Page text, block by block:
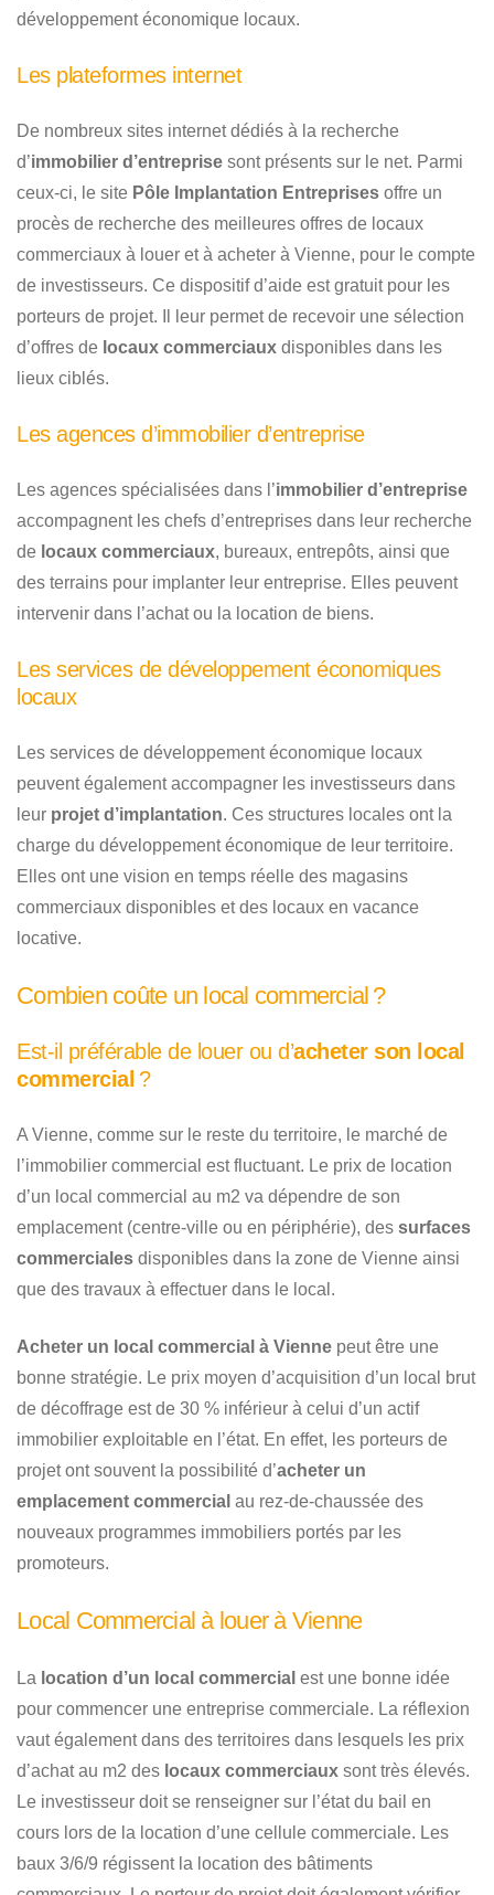
développement économique locaux.
Les plateformes internet
De nombreux sites internet dédiés à la recherche
d’immobilier d’entreprise sont présents sur le net. Parmi
ceux-ci, le site Pôle Implantation Entreprises offre un
procès de recherche des meilleures offres de locaux
commerciaux à louer et à acheter à Vienne, pour le compte
de investisseurs. Ce dispositif d’aide est gratuit pour les
porteurs de projet. Il leur permet de recevoir une sélection
d’offres de locaux commerciaux disponibles dans les
lieux ciblés.
Les agences d’immobilier d’entreprise
Les agences spécialisées dans l’immobilier d’entreprise
accompagnent les chefs d’entreprises dans leur recherche
de locaux commerciaux, bureaux, entrepôts, ainsi que
des terrains pour implanter leur entreprise. Elles peuvent
intervenir dans l’achat ou la location de biens.
Les services de développement économiques
locaux
Les services de développement économique locaux
peuvent également accompagner les investisseurs dans
leur projet d’implantation. Ces structures locales ont la
charge du développement économique de leur territoire.
Elles ont une vision en temps réelle des magasins
commerciaux disponibles et des locaux en vacance
locative.
Combien coûte un local commercial ?
Est-il préférable de louer ou d’acheter son local
commercial ?
A Vienne, comme sur le reste du territoire, le marché de
l’immobilier commercial est fluctuant. Le prix de location
d’un local commercial au m2 va dépendre de son
emplacement (centre-ville ou en périphérie), des surfaces
commerciales disponibles dans la zone de Vienne ainsi
que des travaux à effectuer dans le local.
Acheter un local commercial à Vienne peut être une
bonne stratégie. Le prix moyen d’acquisition d’un local brut
de décoffrage est de 30 % inférieur à celui d’un actif
immobilier exploitable en l’état. En effet, les porteurs de
projet ont souvent la possibilité d’acheter un
emplacement commercial au rez-de-chaussée des
nouveaux programmes immobiliers portés par les
promoteurs.
Local Commercial à louer à Vienne
La location d’un local commercial est une bonne idée
pour commencer une entreprise commerciale. La réflexion
vaut également dans des territoires dans lesquels les prix
d’achat au m2 des locaux commerciaux sont très élevés.
Le investisseur doit se renseigner sur l’état du bail en
cours lors de la location d’une cellule commerciale. Les
baux 3/6/9 régissent la location des bâtiments